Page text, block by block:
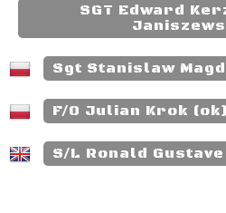
SGT Edward
Sgt Stanislaw
F/O Julian Krok (ok)
S/L Ronald